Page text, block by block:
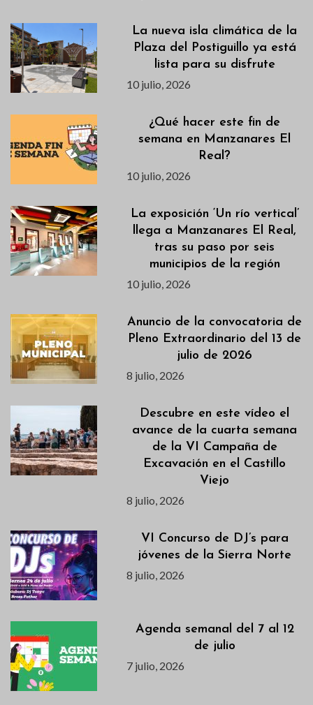
La nueva isla climática de la
Plaza del Postiguillo ya está
lista para su disfrute
10 julio, 2026
¿Qué hacer este fin de
semana en Manzanares El
Real?
10 julio, 2026
La exposición ‘Un río vertical’
llega a Manzanares El Real,
tras su paso por seis
municipios de la región
10 julio, 2026
Anuncio de la convocatoria de
Pleno Extraordinario del 13 de
julio de 2026
8 julio, 2026
Descubre en este vídeo el
avance de la cuarta semana
de la VI Campaña de
Excavación en el Castillo
Viejo
8 julio, 2026
VI Concurso de DJ’s para
jóvenes de la Sierra Norte
8 julio, 2026
Agenda semanal del 7 al 12
de julio
7 julio, 2026